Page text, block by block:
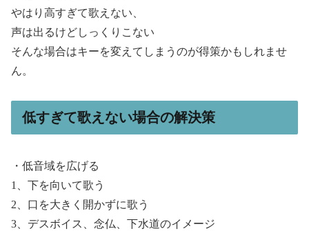
やはり高すぎて歌えない、
声は出るけどしっくりこない
そんな場合はキーを変えてしまうのが得策かもしれませ
ん。
低すぎて歌えない場合の解決策
・低音域を広げる
1、下を向いて歌う
2、口を大きく開かずに歌う
3、デスボイス、念仏、下水道のイメージ